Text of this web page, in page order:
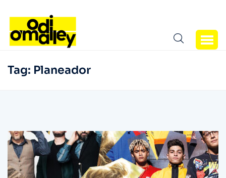
Tag: Planeador